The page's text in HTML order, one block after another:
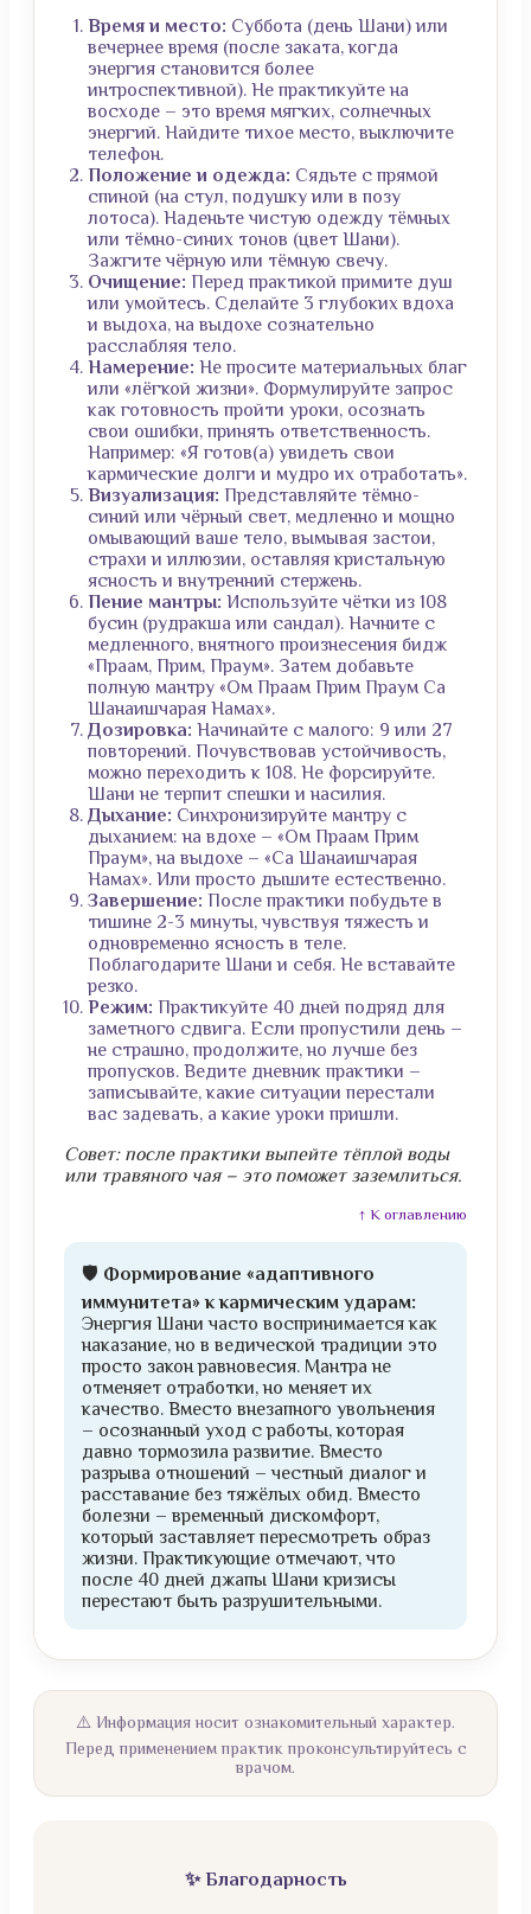
Время и место: Суббота (день Шани) или
вечернее время (после заката, когда
энергия становится более
интроспективной). Не практикуйте на
восходе – это время мягких, солнечных
энергий. Найдите тихое место, выключите
телефон.
Положение и одежда: Сядьте с прямой
спиной (на стул, подушку или в позу
лотоса). Наденьте чистую одежду тёмных
или тёмно-синих тонов (цвет Шани).
Зажгите чёрную или тёмную свечу.
Очищение: Перед практикой примите душ
или умойтесь. Сделайте 3 глубоких вдоха
и выдоха, на выдохе сознательно
расслабляя тело.
Намерение: Не просите материальных благ
или «лёгкой жизни». Формулируйте запрос
как готовность пройти уроки, осознать
свои ошибки, принять ответственность.
Например: «Я готов(а) увидеть свои
кармические долги и мудро их отработать».
Визуализация: Представляйте тёмно-
синий или чёрный свет, медленно и мощно
омывающий ваше тело, вымывая застои,
страхи и иллюзии, оставляя кристальную
ясность и внутренний стержень.
Пение мантры: Используйте чётки из 108
бусин (рудракша или сандал). Начните с
медленного, внятного произнесения бидж
«Праам, Прим, Праум». Затем добавьте
полную мантру «Ом Праам Прим Праум Са
Шанаишчарая Намах».
Дозировка: Начинайте с малого: 9 или 27
повторений. Почувствовав устойчивость,
можно переходить к 108. Не форсируйте.
Шани не терпит спешки и насилия.
Дыхание: Синхронизируйте мантру с
дыханием: на вдохе – «Ом Праам Прим
Праум», на выдохе – «Са Шанаишчарая
Намах». Или просто дышите естественно.
Завершение: После практики побудьте в
тишине 2-3 минуты, чувствуя тяжесть и
одновременно ясность в теле.
Поблагодарите Шани и себя. Не вставайте
резко.
Режим: Практикуйте 40 дней подряд для
заметного сдвига. Если пропустили день –
не страшно, продолжите, но лучше без
пропусков. Ведите дневник практики –
записывайте, какие ситуации перестали
вас задевать, а какие уроки пришли.
Совет: после практики выпейте тёплой воды
или травяного чая – это поможет заземлиться.
↑ К оглавлению
🛡️ Формирование «адаптивного
иммунитета» к кармическим ударам:
Энергия Шани часто воспринимается как
наказание, но в ведической традиции это
просто закон равновесия. Мантра не
отменяет отработки, но меняет их
качество. Вместо внезапного увольнения
– осознанный уход с работы, которая
давно тормозила развитие. Вместо
разрыва отношений – честный диалог и
расставание без тяжёлых обид. Вместо
болезни – временный дискомфорт,
который заставляет пересмотреть образ
жизни. Практикующие отмечают, что
после 40 дней джапы Шани кризисы
перестают быть разрушительными.
⚠️ Информация носит ознакомительный характер.
Перед применением практик проконсультируйтесь с
врачом.
✨ Благодарность